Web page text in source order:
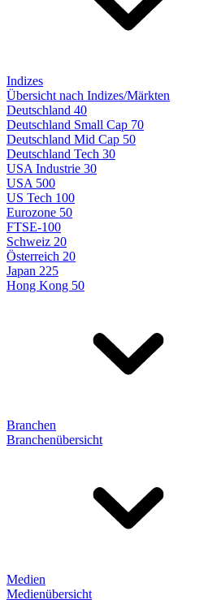
Indizes
Übersicht nach Indizes/Märkten
Deutschland 40
Deutschland Small Cap 70
Deutschland Mid Cap 50
Deutschland Tech 30
USA Industrie 30
USA 500
US Tech 100
Eurozone 50
FTSE-100
Schweiz 20
Österreich 20
Japan 225
Hong Kong 50
Branchen
Branchenübersicht
Medien
Medienübersicht